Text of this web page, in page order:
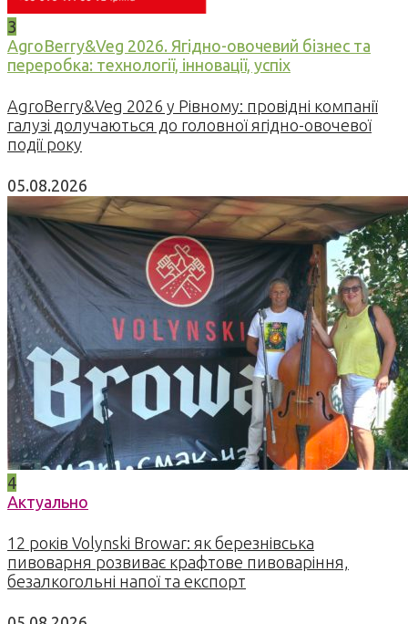
3
AgroBerry&Veg 2026. Ягідно-овочевий бізнес та
переробка: технології, інновації, успіх
AgroBerry&Veg 2026 у Рівному: провідні компанії
галузі долучаються до головної ягідно-овочевої
події року
05.08.2026
4
Актуально
12 років Volynski Browar: як березнівська
пивоварня розвиває крафтове пивоваріння,
безалкогольні напої та експорт